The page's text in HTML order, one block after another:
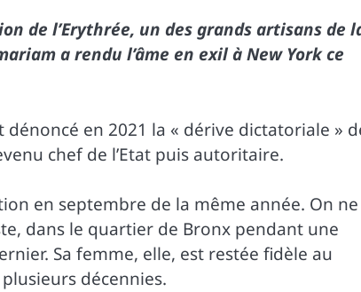
de l’Erythrée, un des grands artisans de
a rendu l’âme en exil à New York ce
en 2021 la « dérive dictatoriale »
chef de l’Etat puis autoritaire.
en septembre de la même année. On
dans le quartier de Bronx pendant une
Sa femme, elle, est restée fidèle au
décennies.